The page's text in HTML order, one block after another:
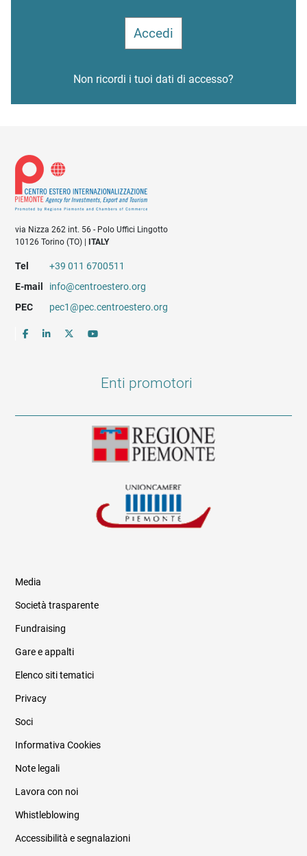
Non ricordi i tuoi dati di accesso?
via Nizza 262 int. 56 - Polo Uffici Lingotto
10126 Torino (TO) |
ITALY
Tel
+39 011 6700511
E-mail
info@centroestero.org
PEC
pec1@pec.centroestero.org
Enti promotori
Informazioni legali e trasparenza
Media
Società trasparente
Fundraising
Gare e appalti
Elenco siti tematici
Privacy
Soci
Informativa Cookies
Note legali
Lavora con noi
Whistleblowing
Accessibilità e segnalazioni